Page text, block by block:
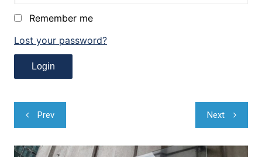
Remember me
Lost your password?
Navegação
de
Post
Prev Next